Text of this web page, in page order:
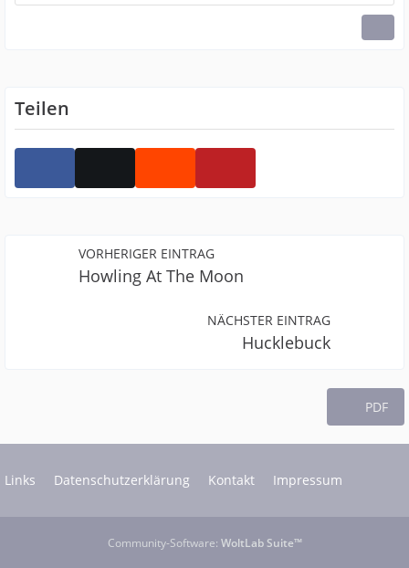
Teilen
VORHERIGER EINTRAG
Howling At The Moon
NÄCHSTER EINTRAG
Hucklebuck
PDF
Links Datenschutzerklärung Kontakt Impressum
Community-Software: WoltLab Suite™